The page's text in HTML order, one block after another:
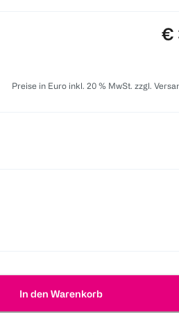
€
Preise in Euro inkl. 20 % MwSt. zzgl.
In den Warenkorb